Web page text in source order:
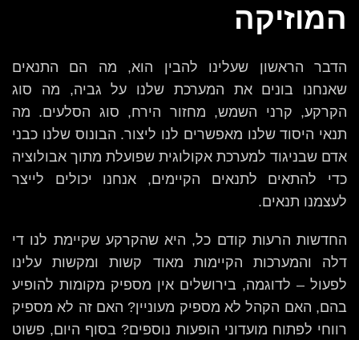
המוזיקה
הדבר הראשון שעלינו להבין הוא, מה הם התנאים
שאנחנו בונים את המערכת שלנו על גביה, מה סוג
הקרקע, קרני השמש, מחזור הירח, סוג הסלעים. מה
תנאי היסוד שלנו מאפשרים לנו ליצור. הבונוס שלנו כבני
אדם שבניגוד למערכת אקולוגית שפועלת מתוך אבולוציה
כדי להתאים לתנאים הקיימים, אנחנו יכולים לייצר
לעצמנו תנאים.
החדשות הרעות קודם כל, היא שהקרקע שקיימת לנו די
דלה והמערכות הקיימות מאוד קשות ומקשות עלינו
לפעול – לדוגמה, בירושלים אין מספיק מקומות להופיע
בהם, האם הקהל לא מספיק מעוניין? האם זה לא מספיק
רווחי לפתוח מועדוני הופעות נוספים? בסוף היום, פשוט